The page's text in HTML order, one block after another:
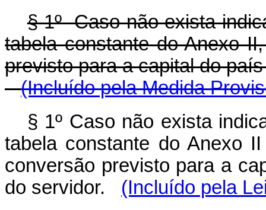
§ 1º Caso não exista
tabela constante do Anexo
previsto para a capital do
(Incluído pela Medida
§ 1º Caso não exista
tabela constante do Anexo
conversão previsto para a
do servidor.
(Incluído pela